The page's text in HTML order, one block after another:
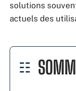
solutions
actuels des